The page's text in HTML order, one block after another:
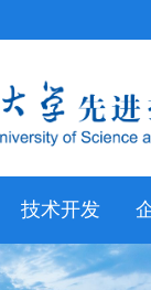
技术开发